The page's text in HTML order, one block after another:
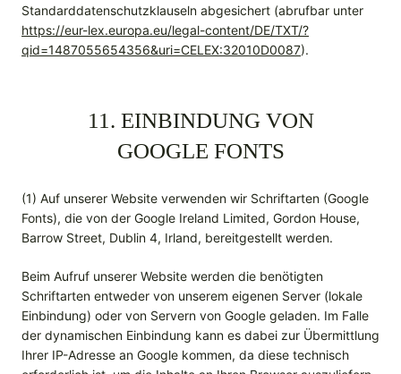
Standarddatenschutzklauseln abgesichert (abrufbar unter
https://eur-lex.europa.eu/legal-content/DE/TXT/?
qid=1487055654356&uri=CELEX:32010D0087).
11. EINBINDUNG VON
GOOGLE FONTS
(1) Auf unserer Website verwenden wir Schriftarten (Google
Fonts), die von der Google Ireland Limited, Gordon House,
Barrow Street, Dublin 4, Irland, bereitgestellt werden.
Beim Aufruf unserer Website werden die benötigten
Schriftarten entweder von unserem eigenen Server (lokale
Einbindung) oder von Servern von Google geladen. Im Falle
der dynamischen Einbindung kann es dabei zur Übermittlung
Ihrer IP-Adresse an Google kommen, da diese technisch